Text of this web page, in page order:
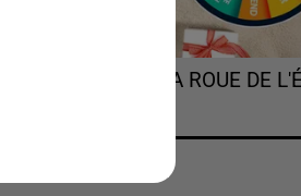
TOURNEZ LA ROUE DE